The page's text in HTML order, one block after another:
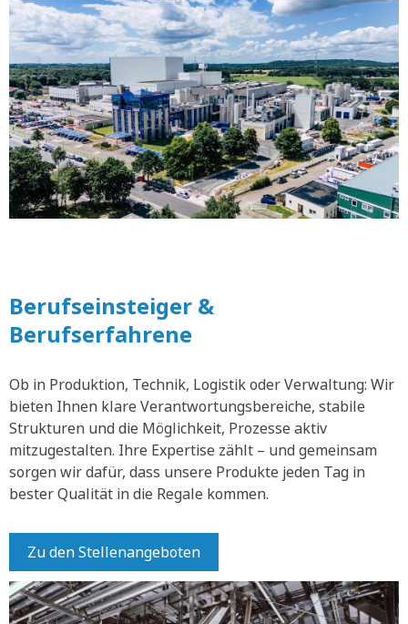
Berufseinsteiger &
Berufserfahrene
Ob in Produktion, Technik, Logistik oder Verwaltung: Wir
bieten Ihnen klare Verantwortungsbereiche, stabile
Strukturen und die Möglichkeit, Prozesse aktiv
mitzugestalten. Ihre Expertise zählt – und gemeinsam
sorgen wir dafür, dass unsere Produkte jeden Tag in
bester Qualität in die Regale kommen.
Zu den Stellenangeboten